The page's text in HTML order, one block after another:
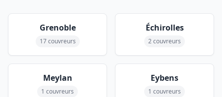
Grenoble
17 couvreurs
Échirolles
2 couvreurs
Meylan
1 couvreurs
Eybens
1 couvreurs